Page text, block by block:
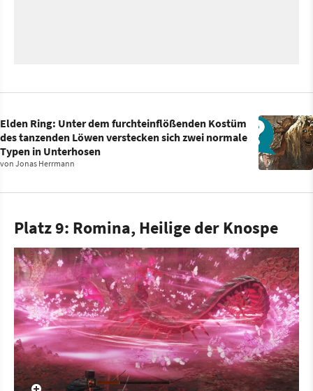
Elden Ring: Unter dem furchteinflößenden Kostüm
des tanzenden Löwen verstecken sich zwei normale
Typen in Unterhosen
von Jonas Herrmann
Platz 9: Romina, Heilige der Knospe